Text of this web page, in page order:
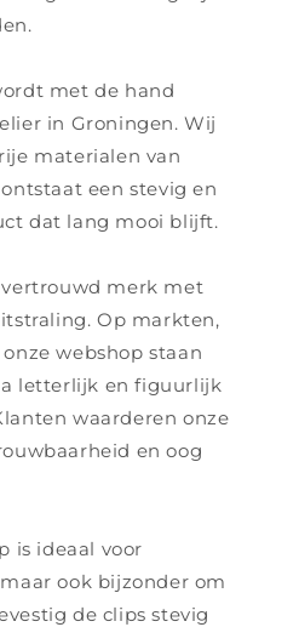
met de hand
in Groningen. Wij
materialen van
een stevig en
dat lang mooi blijft.
merk met
Op markten,
webshop staan
letterlijk en figuurlijk
waarderen onze
en oog
is ideaal voor
ook bijzonder om
de clips stevig